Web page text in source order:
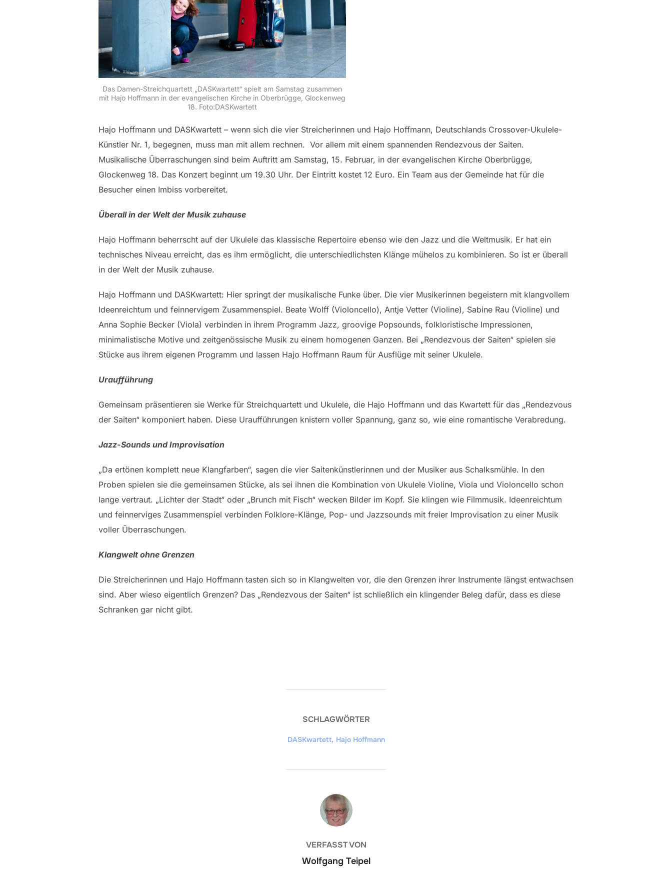
Das Damen-Streichquartett „DASKwartett“ spielt am Samstag zusammen
mit Hajo Hoffmann in der evangelischen Kirche in Oberbrügge, Glockenweg
18. Foto:DASKwartett
Hajo Hoffmann und DASKwartett – wenn sich die vier Streicherinnen und Hajo Hoffmann, Deutschlands Crossover-Ukulele-
Künstler Nr. 1, begegnen, muss man mit allem rechnen. Vor allem mit einem spannenden Rendezvous der Saiten.
Musikalische Überraschungen sind beim Auftritt am Samstag, 15. Februar, in der evangelischen Kirche Oberbrügge,
Glockenweg 18. Das Konzert beginnt um 19.30 Uhr. Der Eintritt kostet 12 Euro. Ein Team aus der Gemeinde hat für die
Besucher einen Imbiss vorbereitet.
Überall in der Welt der Musik zuhause
Hajo Hoffmann beherrscht auf der Ukulele das klassische Repertoire ebenso wie den Jazz und die Weltmusik. Er hat ein
technisches Niveau erreicht, das es ihm ermöglicht, die unterschiedlichsten Klänge mühelos zu kombinieren. So ist er überall
in der Welt der Musik zuhause.
Hajo Hoffmann und DASKwartett: Hier springt der musikalische Funke über. Die vier Musikerinnen begeistern mit klangvollem
Ideenreichtum und feinnervigem Zusammenspiel. Beate Wolff (Violoncello), Antje Vetter (Violine), Sabine Rau (Violine) und
Anna Sophie Becker (Viola) verbinden in ihrem Programm Jazz, groovige Popsounds, folkloristische Impressionen,
minimalistische Motive und zeitgenössische Musik zu einem homogenen Ganzen. Bei „Rendezvous der Saiten“ spielen sie
Stücke aus ihrem eigenen Programm und lassen Hajo Hoffmann Raum für Ausflüge mit seiner Ukulele.
Uraufführung
Gemeinsam präsentieren sie Werke für Streichquartett und Ukulele, die Hajo Hoffmann und das Kwartett für das „Rendezvous
der Saiten“ komponiert haben. Diese Uraufführungen knistern voller Spannung, ganz so, wie eine romantische Verabredung.
Jazz-Sounds und Improvisation
„Da ertönen komplett neue Klangfarben“, sagen die vier Saitenkünstlerinnen und der Musiker aus Schalksmühle. In den
Proben spielen sie die gemeinsamen Stücke, als sei ihnen die Kombination von Ukulele Violine, Viola und Violoncello schon
lange vertraut. „Lichter der Stadt“ oder „Brunch mit Fisch“ wecken Bilder im Kopf. Sie klingen wie Filmmusik. Ideenreichtum
und feinnerviges Zusammenspiel verbinden Folklore-Klänge, Pop- und Jazzsounds mit freier Improvisation zu einer Musik
voller Überraschungen.
Klangwelt ohne Grenzen
Die Streicherinnen und Hajo Hoffmann tasten sich so in Klangwelten vor, die den Grenzen ihrer Instrumente längst entwachsen
sind. Aber wieso eigentlich Grenzen? Das „Rendezvous der Saiten“ ist schließlich ein klingender Beleg dafür, dass es diese
Schranken gar nicht gibt.
SCHLAGWÖRTER
DASKwartett, Hajo Hoffmann
BEITRAGSAUTOR
VERFASST VON
Wolfgang Teipel